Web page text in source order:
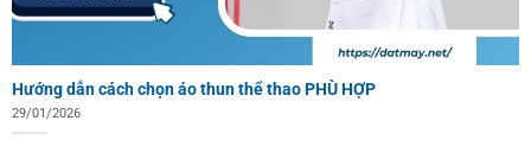
Hướng dẫn cách chọn áo thun thể thao PHÙ HỢP
29/01/2026